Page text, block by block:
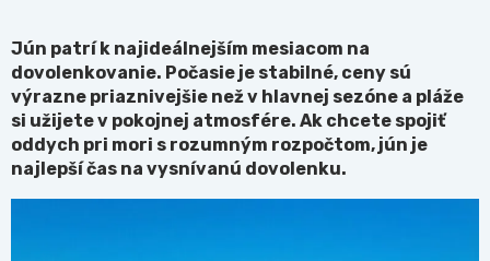
Jún patrí k najideálnejším mesiacom na
dovolenkovanie. Počasie je stabilné, ceny sú
výrazne priaznivejšie než v hlavnej sezóne a pláže
si užijete v pokojnej atmosfére. Ak chcete spojiť
oddych pri mori s rozumným rozpočtom, jún je
najlepší čas na vysnívanú dovolenku.